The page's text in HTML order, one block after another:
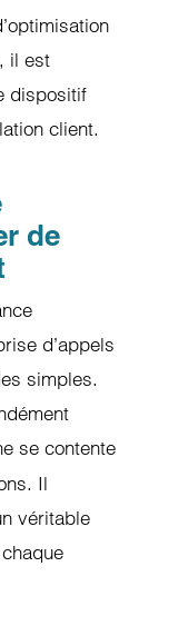
il est
dispositif
client.
de
d’appels
simples.
se contente
Il
véritable